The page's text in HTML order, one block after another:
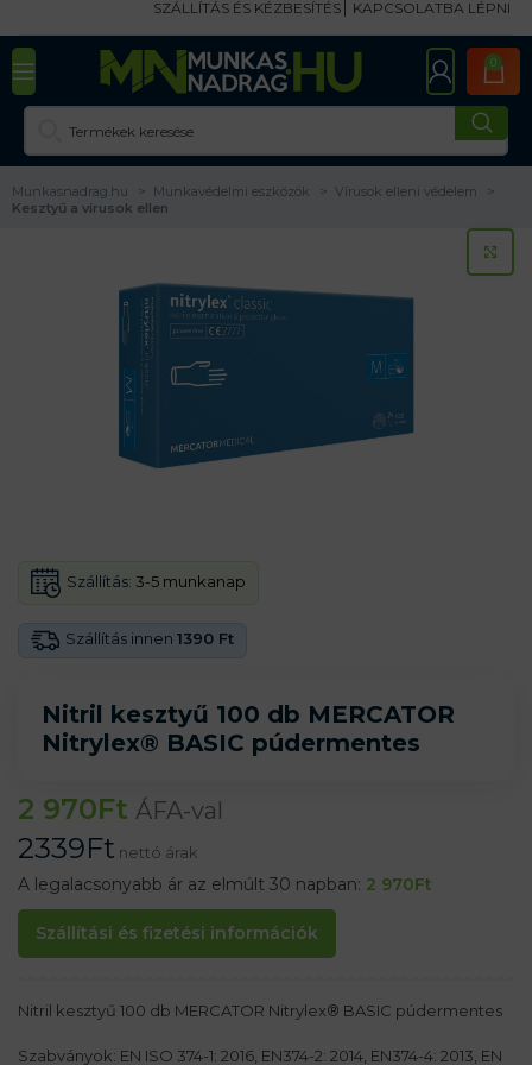
SZÁLLÍTÁS ÉS KÉZBESÍTÉS KAPCSOLATBA LÉPNI
0
Munkasnadrag.hu Munkavédelmi eszközök
Vírusok elleni védelem
Kesztyű a vírusok ellen
Nitril kesztyű 100 db MERCATOR
Nitrylex® BASIC púdermentes
Szállítás innen 1390 Ft
Szállítás: 3-5 munkanap
2 970Ft ÁFA-val
2339Ft nettó árak
A legalacsonyabb ár az elmúlt 30 napban: 2 970Ft
Szállítási és fizetési információk
Nitril kesztyű 100 db MERCATOR Nitrylex® BASIC púdermentes
Szabványok: EN ISO 374-1: 2016, EN374-2: 2014, EN374-4: 2013, EN